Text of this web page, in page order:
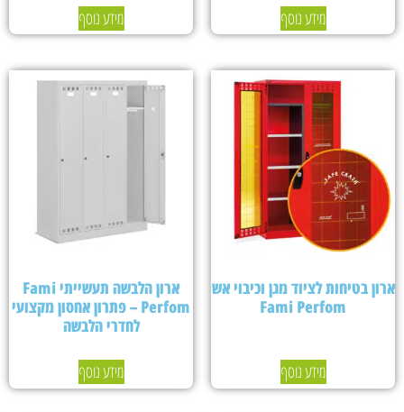
מידע נוסף מידע נוסף
ארון בטיחות לציוד מגן וכיבוי אש
Fami Perfom
מידע נוסף
ארון הלבשה תעשייתי Fami
Perfom – פתרון אחסון מקצועי
לחדרי הלבשה
מידע נוסף